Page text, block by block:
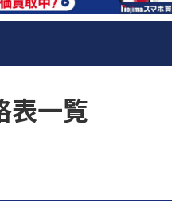
表一覧